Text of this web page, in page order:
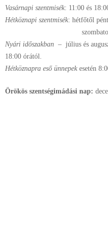
Vasárnapi szentmisék: 11:00 és
Hétköznapi szentmisék: hétfőtől
szombaton:
Nyári időszakban – július és
18:00 órától.
Hétköznapra eső ünnepek esetén
Örökös szentségimádási nap: